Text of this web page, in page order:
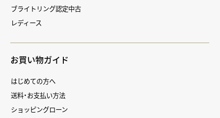
ブライトリング認定中古
レディース
お買い物ガイド
はじめての方へ
送料・お支払い方法
ショッピングローン